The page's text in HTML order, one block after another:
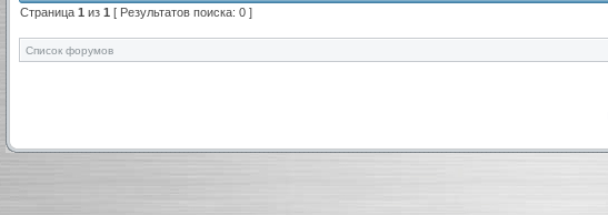
Страница 1 из 1 [ Результатов поиска: 0 ]
Список форумов